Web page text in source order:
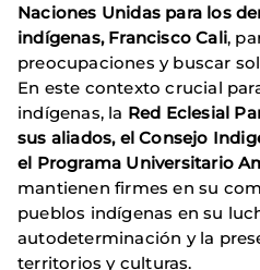
Naciones Unidas para los
indígenas, Francisco Cali,
preocupaciones y buscar
En este contexto crucial
indígenas, la Red Eclesial
sus aliados, el Consejo
el Programa Universitario
mantienen firmes en su
pueblos indígenas en su
autodeterminación y la
territorios y culturas.